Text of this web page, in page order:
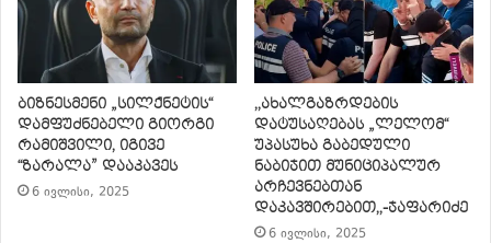
ბიზნესმენი „სილქნეტის“
დამფუძნებელი გიორგი
რამიშვილი, იგივე
“ზარალა” დააკავეს
6 ივლისი, 2025
,,ახალგაზრდების
დატუსაღებას „ლელომ“
უპასუხა გაბედული
ნაბიჯით მუნიციპალურ
არჩევნებთან
დაკავშირებით,,-ჯაფარიძე
6 ივლისი, 2025